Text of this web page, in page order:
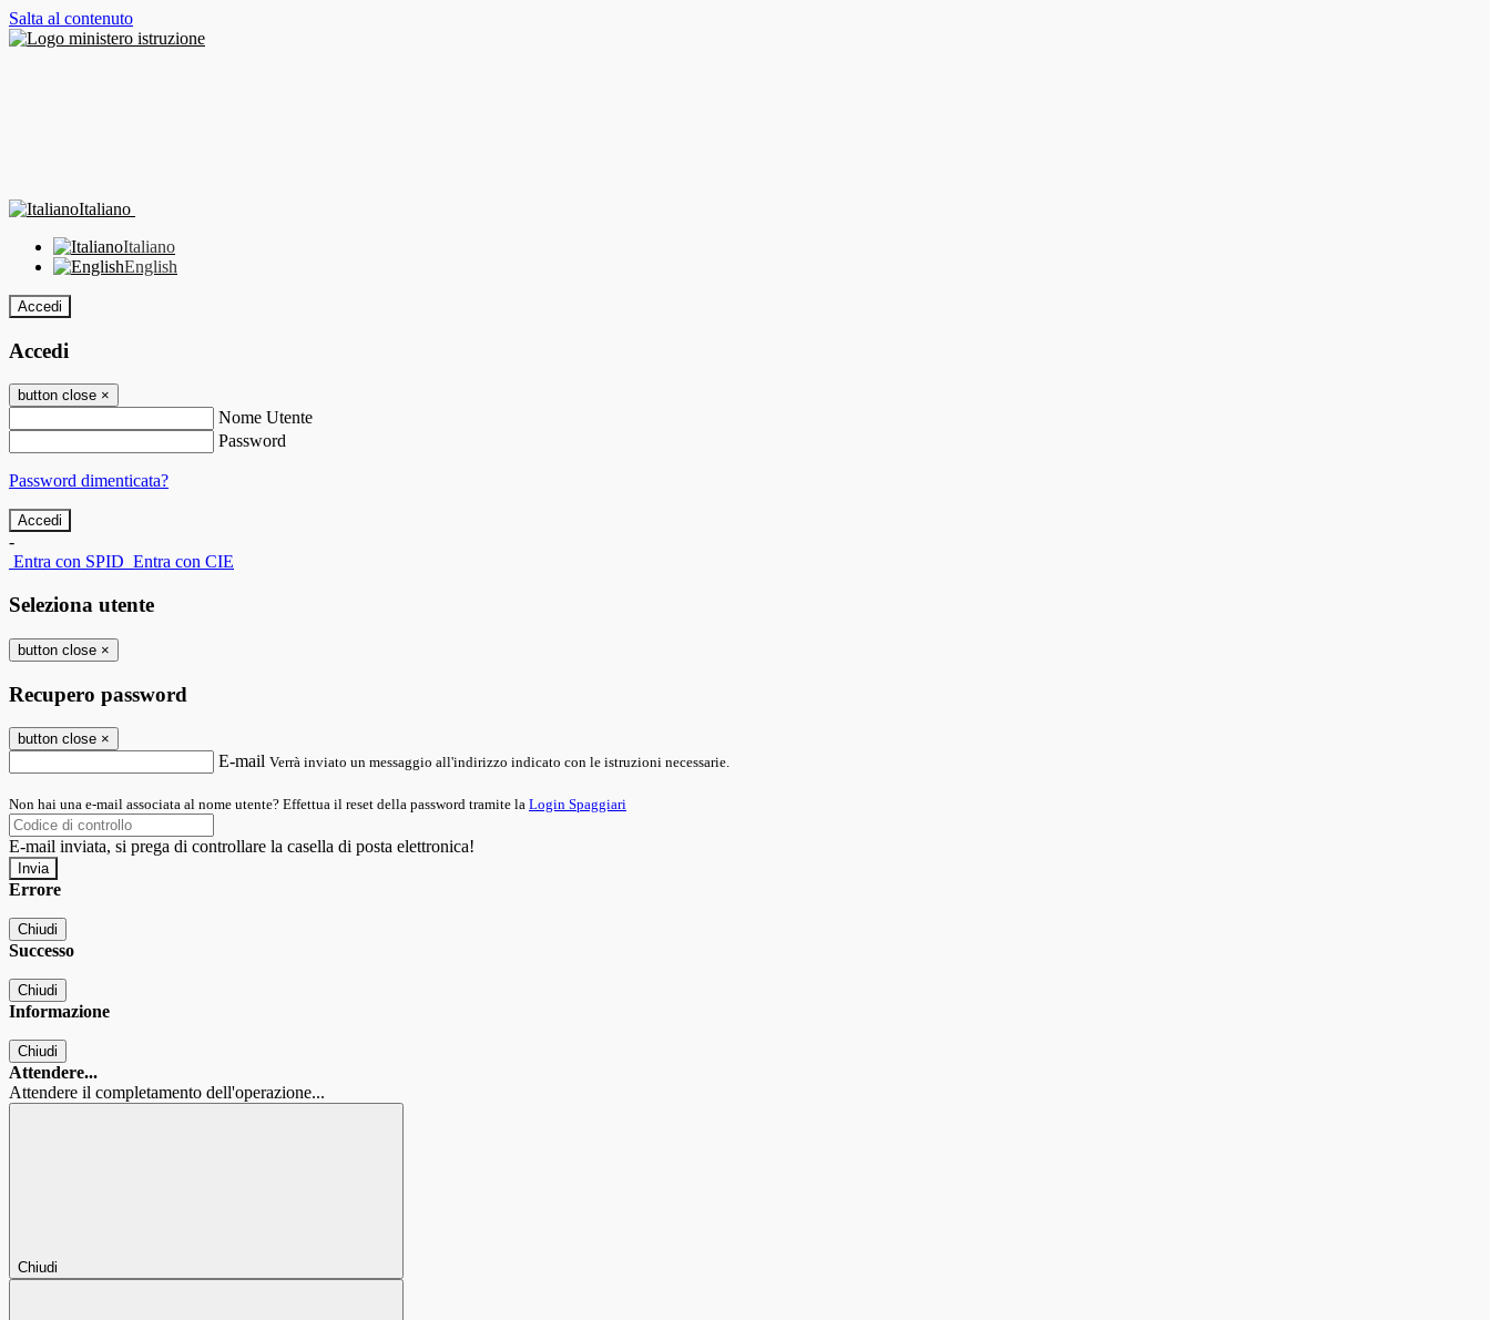
Salta al contenuto
Italiano
Italiano
English
Accedi
Accedi
button close ×
Nome Utente
Password
Password dimenticata?
-
Entra con SPID Entra con CIE
Seleziona utente
button close ×
Recupero password
button close ×
E-mail Verrà inviato un messaggio all'indirizzo indicato con le istruzioni necessarie.
Non hai una e-mail associata al nome utente? Effettua il reset della password tramite la Login Spaggiari
E-mail inviata, si prega di controllare la casella di posta elettronica!
Errore
Chiudi
Successo
Chiudi
Informazione
Chiudi
Attendere...
Attendere il completamento dell'operazione...
Chiudi